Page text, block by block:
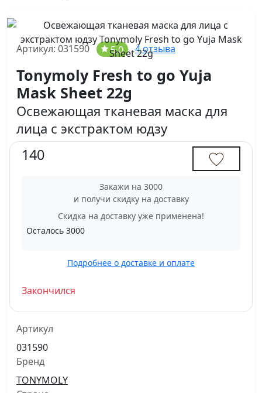
Артикул: 031590 5,0 4 отзыва
Tonymoly Fresh to go Yuja
Mask Sheet 22g
Освежающая тканевая маска для
лица с экстрактом юдзу
140
Закажи на 3000
и получи скидку на доставку
Скидка на доставку уже применена!
Осталось 3000
Подробнее о доставке и оплате
Закончился
Артикул
031590
Бренд
TONYMOLY